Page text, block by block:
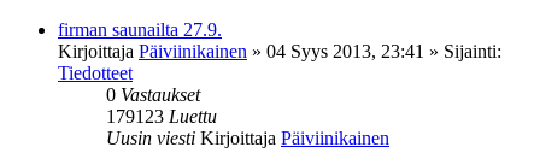
firman saunailta 27.9.
Kirjoittaja Päiviinikainen » 04 Syys 2013, 23:41 » Sijainti:
Tiedotteet
0 Vastaukset
179123 Luettu
Uusin viesti Kirjoittaja Päiviinikainen